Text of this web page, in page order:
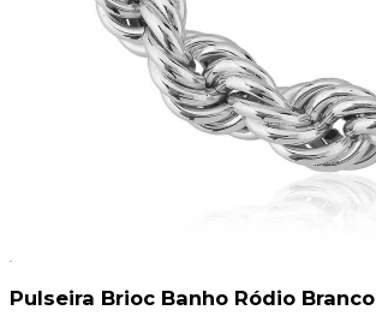
Pulseira Brioc Banho Ródio Branco